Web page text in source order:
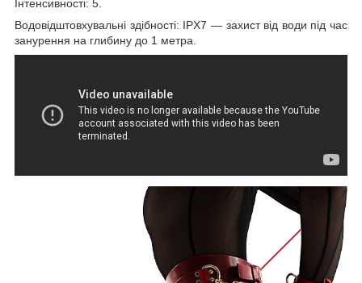
Інтенсивності: 5.
Водовідштовхувальні здібності: IPX7 — захист від води під час
занурення на глибину до 1 метра.